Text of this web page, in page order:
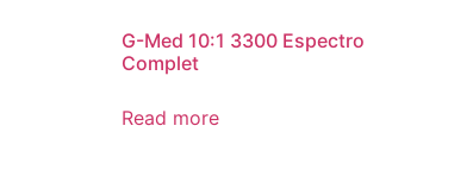
G-Med 10:1 3300 Espectro
Complet
Read more